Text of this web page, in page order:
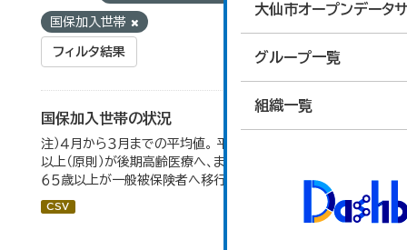
大仙市オープンデータ
グループ一覧
組織一覧
国保加入世帯
フィルタ結果
国保加入世帯の状況
注）４月から３月までの平均値。 平成２０年４月から、７５歳
以上（原則）が後期高齢医療へ、また、退職被保険者のうち
６５歳以上が一般被保険者へ移行。
CSV